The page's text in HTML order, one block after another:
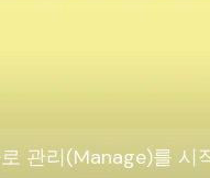
관리(Manage)를 시